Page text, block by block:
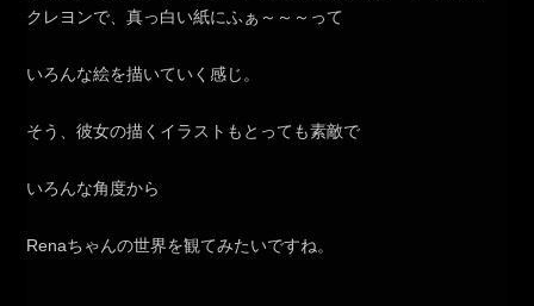
クレヨンで、真っ白い紙にふぁ～～～って
いろんな絵を描いていく感じ。
そう、彼女の描くイラストもとっても素敵で
いろんな角度から
Renaちゃんの世界を観てみたいですね。